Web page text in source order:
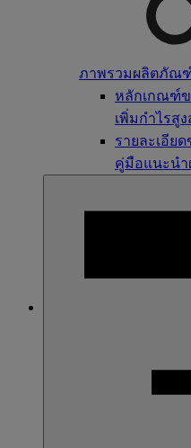
ภาพรวมผลิตภัณ
หลักเกณฑ์ข
เพิ่มกำไรสูง
รายละเอีย
คู่มือแนะน